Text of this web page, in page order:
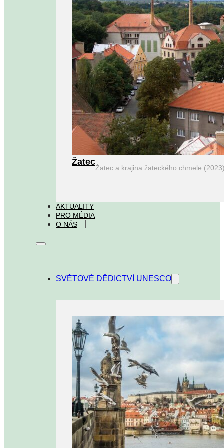
Žatec
Žatec a krajina žateckého chmele
AKTUALITY
PRO MÉDIA
O NÁS
SVĚTOVÉ DĚDICTVÍ UNESCO